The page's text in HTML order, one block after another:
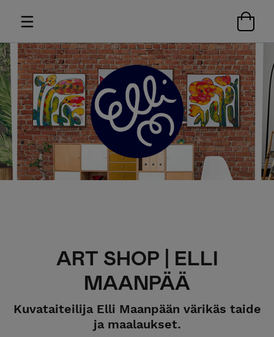
ART SHOP | ELLI
MAANPÄÄ
Kuvataiteilija Elli Maanpään värikäs taide
ja maalaukset.